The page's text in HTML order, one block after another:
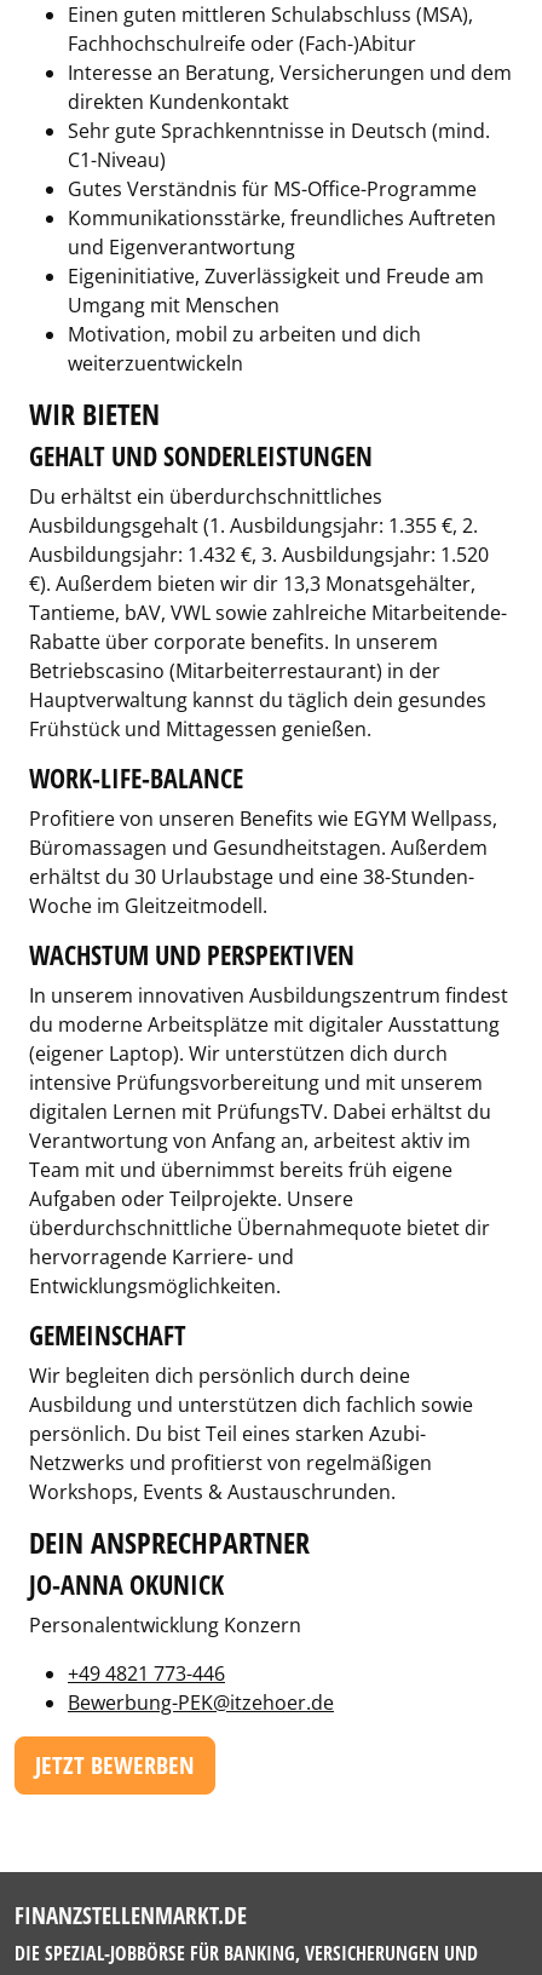
Einen guten mittleren Schulabschluss (MSA),
Fachhochschulreife oder (Fach-)Abitur
Interesse an Beratung, Versicherungen und dem
direkten Kundenkontakt
Sehr gute Sprachkenntnisse in Deutsch (mind.
C1-Niveau)
Gutes Verständnis für MS-Office-Programme
Kommunikationsstärke, freundliches Auftreten
und Eigenverantwortung
Eigeninitiative, Zuverlässigkeit und Freude am
Umgang mit Menschen
Motivation, mobil zu arbeiten und dich
weiterzuentwickeln
WIR BIETEN
GEHALT UND SONDERLEISTUNGEN
Du erhältst ein überdurchschnittliches
Ausbildungsgehalt (1. Ausbildungsjahr: 1.355 €, 2.
Ausbildungsjahr: 1.432 €, 3. Ausbildungsjahr: 1.520
€). Außerdem bieten wir dir 13,3 Monatsgehälter,
Tantieme, bAV, VWL sowie zahlreiche Mitarbeitende-
Rabatte über corporate benefits. In unserem
Betriebscasino (Mitarbeiterrestaurant) in der
Hauptverwaltung kannst du täglich dein gesundes
Frühstück und Mittagessen genießen.
WORK-LIFE-BALANCE
Profitiere von unseren Benefits wie EGYM Wellpass,
Büromassagen und Gesundheitstagen. Außerdem
erhältst du 30 Urlaubstage und eine 38-Stunden-
Woche im Gleitzeitmodell.
WACHSTUM UND PERSPEKTIVEN
In unserem innovativen Ausbildungszentrum findest
du moderne Arbeitsplätze mit digitaler Ausstattung
(eigener Laptop). Wir unterstützen dich durch
intensive Prüfungsvorbereitung und mit unserem
digitalen Lernen mit PrüfungsTV. Dabei erhältst du
Verantwortung von Anfang an, arbeitest aktiv im
Team mit und übernimmst bereits früh eigene
Aufgaben oder Teilprojekte. Unsere
überdurchschnittliche Übernahmequote bietet dir
hervorragende Karriere- und
Entwicklungsmöglichkeiten.
GEMEINSCHAFT
Wir begleiten dich persönlich durch deine
Ausbildung und unterstützen dich fachlich sowie
persönlich. Du bist Teil eines starken Azubi-
Netzwerks und profitierst von regelmäßigen
Workshops, Events & Austauschrunden.
DEIN ANSPRECHPARTNER
JO-ANNA OKUNICK
Personalentwicklung Konzern
+49 4821 773-446
Bewerbung-PEK@itzehoer.de
JETZT BEWERBEN
FINANZSTELLENMARKT.DE
DIE SPEZIAL-JOBBÖRSE FÜR BANKING, VERSICHERUNGEN UND